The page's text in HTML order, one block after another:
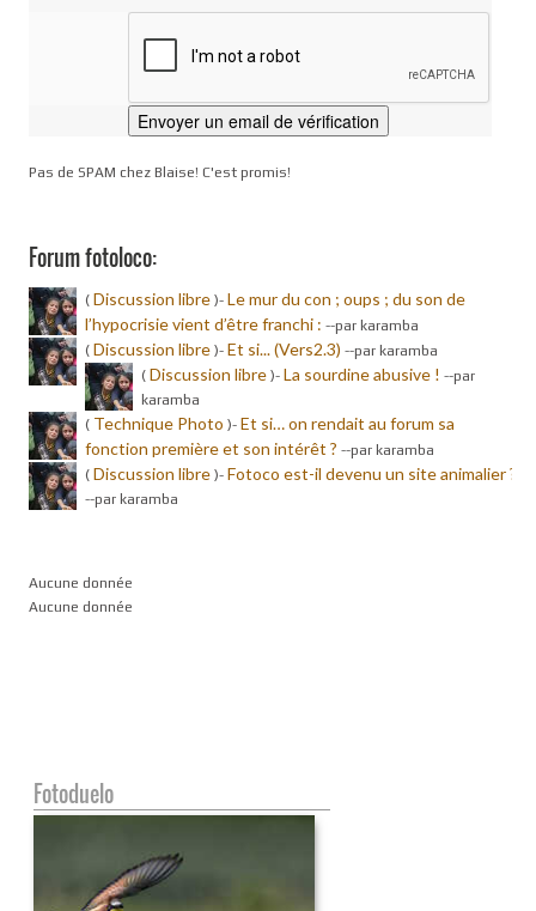
Pas de SPAM chez Blaise! C'est promis!
Forum fotoloco:
( Discussion libre )- Le mur du con ; oups ; du son de
l’hypocrisie vient d’être franchi : --par karamba
( Discussion libre )- Et si... (Vers2.3) --par karamba
( Discussion libre )- La sourdine abusive ! --par
karamba
( Technique Photo )- Et si… on rendait au forum sa
fonction première et son intérêt ? --par karamba
( Discussion libre )- Fotoco est-il devenu un site animalier ?
--par karamba
Aucune donnée
Aucune donnée
Fotoduelo